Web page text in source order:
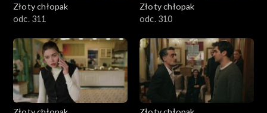
Złoty chłopak
odc. 311
Złoty chłopak
odc. 310